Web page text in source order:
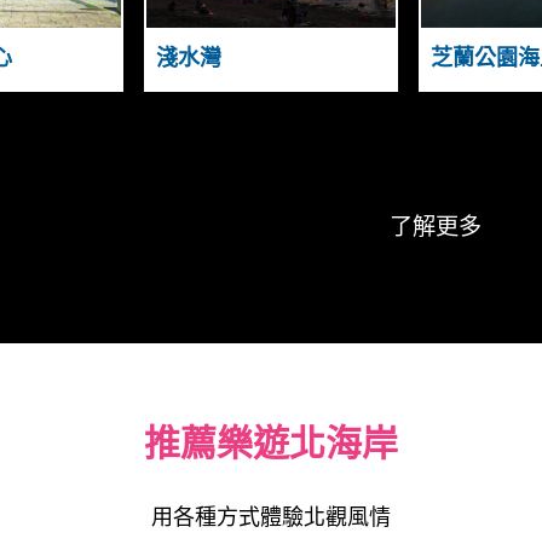
A
D
Y
N
淺水灣 芝蘭公園
了解更多
推薦樂遊北海岸
用各種方式體驗北觀風情